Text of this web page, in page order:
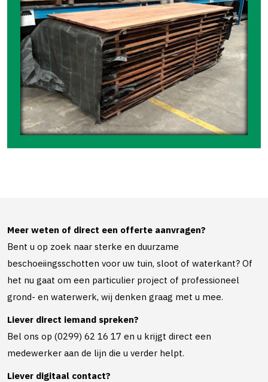
Meer weten of direct een offerte aanvragen?
Bent u op zoek naar sterke en duurzame
beschoeiingsschotten voor uw tuin, sloot of waterkant? Of
het nu gaat om een particulier project of professioneel
grond- en waterwerk, wij denken graag met u mee.
Liever direct iemand spreken?
Bel ons op (0299) 62 16 17 en u krijgt direct een
medewerker aan de lijn die u verder helpt.
Liever digitaal contact?